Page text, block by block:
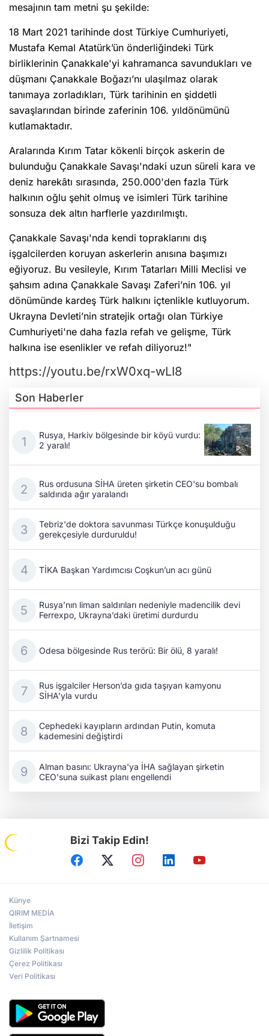
mesajının tam metni şu şekilde:
18 Mart 2021 tarihinde dost Türkiye Cumhuriyeti,
Mustafa Kemal Atatürk’ün önderliğindeki Türk
birliklerinin Çanakkale'yi kahramanca savundukları ve
düşmanı Çanakkale Boğazı’nı ulaşılmaz olarak
tanımaya zorladıkları, Türk tarihinin en şiddetli
savaşlarından birinde zaferinin 106. yıldönümünü
kutlamaktadır.
Aralarında Kırım Tatar kökenli birçok askerin de
bulunduğu Çanakkale Savaşı'ndaki uzun süreli kara ve
deniz harekâtı sırasında, 250.000'den fazla Türk
halkının oğlu şehit olmuş ve isimleri Türk tarihine
sonsuza dek altın harflerle yazdırılmıştı.
Çanakkale Savaşı'nda kendi topraklarını dış
işgalcilerden koruyan askerlerin anısına başımızı
eğiyoruz. Bu vesileyle, Kırım Tatarları Milli Meclisi ve
şahsım adına Çanakkale Savaşı Zaferi’nin 106. yıl
dönümünde kardeş Türk halkını içtenlikle kutluyorum.
Ukrayna Devleti’nin stratejik ortağı olan Türkiye
Cumhuriyeti'ne daha fazla refah ve gelişme, Türk
halkına ise esenlikler ve refah diliyoruz!"
https://youtu.be/rxW0xq-wLI8
Son Haberler
Rusya, Harkiv bölgesinde bir köyü vurdu:
2 yaralı!
Rus ordusuna SİHA üreten şirketin CEO'su bombalı
saldırıda ağır yaralandı
Tebriz'de doktora savunması Türkçe konuşulduğu
gerekçesiyle durduruldu!
TİKA Başkan Yardımcısı Coşkun’un acı günü
Rusya’nın liman saldırıları nedeniyle madencilik devi
Ferrexpo, Ukrayna’daki üretimi durdurdu
Odesa bölgesinde Rus terörü: Bir ölü, 8 yaralı!
Rus işgalciler Herson’da gıda taşıyan kamyonu
SİHA’yla vurdu
Cephedeki kayıpların ardından Putin, komuta
kademesini değiştirdi
Alman basını: Ukrayna'ya İHA sağlayan şirketin
CEO'suna suikast planı engellendi
Bizi Takip Edin!
Künye
QIRIM MEDİA
İletişim
Kullanım Şartnamesi
Gizlilik Politikası
Çerez Politikası
Veri Politikası